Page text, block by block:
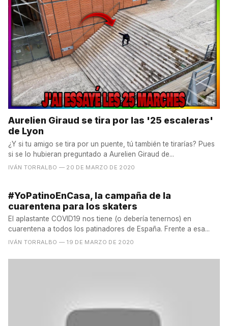
Aurelien Giraud se tira por las '25 escaleras'
de Lyon
¿Y si tu amigo se tira por un puente, tú también te tirarías? Pues
si se lo hubieran preguntado a Aurelien Giraud de...
IVÁN TORRALBO — 20 DE MARZO DE 2020
#YoPatinoEnCasa, la campaña de la
cuarentena para los skaters
El aplastante COVID19 nos tiene (o debería tenernos) en
cuarentena a todos los patinadores de España. Frente a esa...
IVÁN TORRALBO — 19 DE MARZO DE 2020